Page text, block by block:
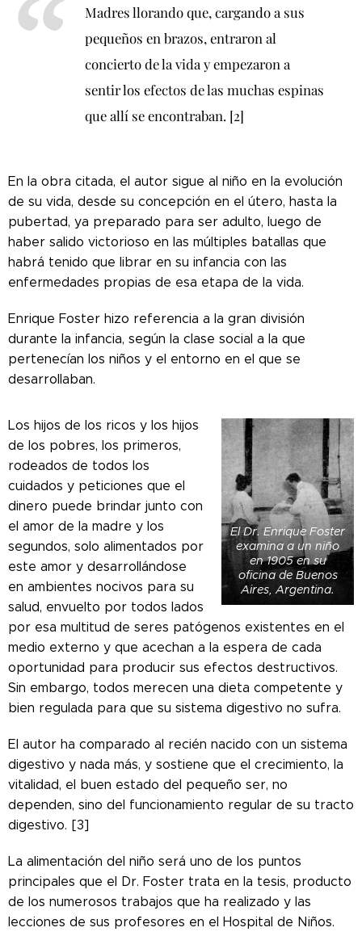
Madres llorando que, cargando a sus
pequeños en brazos, entraron al
concierto de la vida y empezaron a
sentir los efectos de las muchas espinas
que allí se encontraban. [2]
En la obra citada, el autor sigue al niño en la evolución
de su vida, desde su concepción en el útero, hasta la
pubertad, ya preparado para ser adulto, luego de
haber salido victorioso en las múltiples batallas que
habrá tenido que librar en su infancia con las
enfermedades propias de esa etapa de la vida.
Enrique Foster hizo referencia a la gran división
durante la infancia, según la clase social a la que
pertenecían los niños y el entorno en el que se
desarrollaban.
El Dr. Enrique Foster
examina a un niño
en 1905 en su
oficina de Buenos
Aires, Argentina.
Los hijos de los ricos y los hijos
de los pobres, los primeros,
rodeados de todos los
cuidados y peticiones que el
dinero puede brindar junto con
el amor de la madre y los
segundos, solo alimentados por
este amor y desarrollándose
en ambientes nocivos para su
salud, envuelto por todos lados
por esa multitud de seres patógenos existentes en el
medio externo y que acechan a la espera de cada
oportunidad para producir sus efectos destructivos.
Sin embargo, todos merecen una dieta competente y
bien regulada para que su sistema digestivo no sufra.
El autor ha comparado al recién nacido con un sistema
digestivo y nada más, y sostiene que el crecimiento, la
vitalidad, el buen estado del pequeño ser, no
dependen, sino del funcionamiento regular de su tracto
digestivo. [3]
La alimentación del niño será uno de los puntos
principales que el Dr. Foster trata en la tesis, producto
de los numerosos trabajos que ha realizado y las
lecciones de sus profesores en el Hospital de Niños.